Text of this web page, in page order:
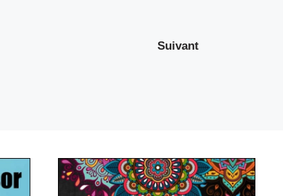
Suivant